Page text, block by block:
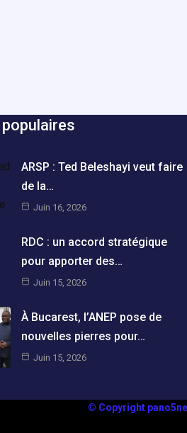
ARSP : Ted Beleshayi veut faire
de la…
Juin 16, 2026
RDC : un accord stratégique
pour apporter des…
Juin 15, 2026
À Bucarest, l’ANEP pose de
nouvelles pierres pour…
Juin 15, 2026
© Copyright